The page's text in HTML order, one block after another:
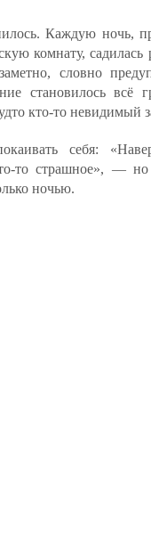
Каждую ночь,
комнату,
словно
становилось всё
кто-то невидимый
себя:
то страшное», —
ночью.